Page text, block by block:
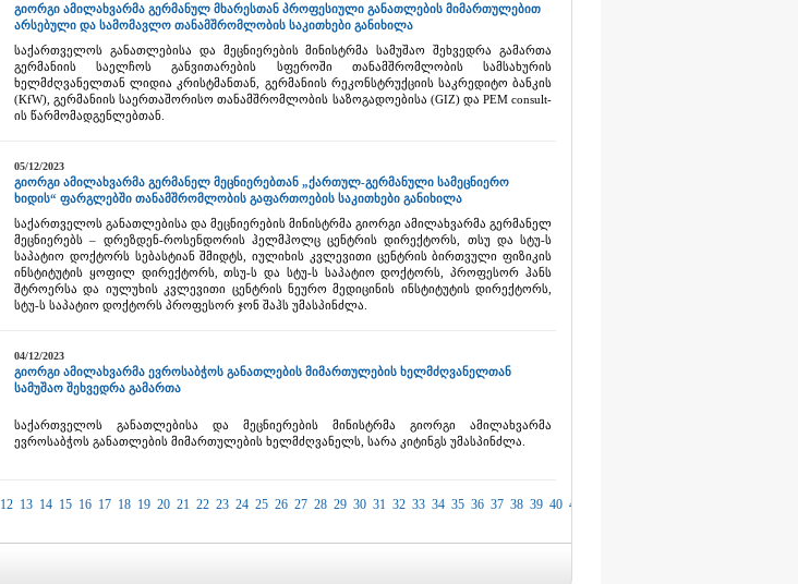
გიორგი ამილახვარმა გერმანულ მხარესთან პროფესიული განათლების მიმართულებით
არსებული და სამომავლო თანამშრომლობის საკითხები განიხილა
საქართველოს განათლებისა და მეცნიერების მინისტრმა სამუშაო შეხვედრა გამართა
გერმანიის საელჩოს განვითარების სფეროში თანამშრომლობის სამსახურის
ხელმძღვანელთან ლიდია კრისტმანთან, გერმანიის რეკონსტრუქციის საკრედიტო ბანკის
(KfW), გერმანიის საერთაშორისო თანამშრომლობის საზოგადოებისა (GIZ) და PEM consult-
ის წარმომადგენლებთან.
05/12/2023
გიორგი ამილახვარმა გერმანელ მეცნიერებთან „ქართულ-გერმანული სამეცნიერო
ხიდის“ ფარგლებში თანამშრომლობის გაფართოების საკითხები განიხილა
საქართველოს განათლებისა და მეცნიერების მინისტრმა გიორგი ამილახვარმა გერმანელ
მეცნიერებს – დრეზდენ-როსენდორის ჰელმჰოლც ცენტრის დირექტორს, თსუ და სტუ-ს
საპატიო დოქტორს სებასტიან შმიდტს, იულიხის კვლევითი ცენტრის ბირთვული ფიზიკის
ინსტიტუტის ყოფილ დირექტორს, თსუ-ს და სტუ-ს საპატიო დოქტორს, პროფესორ ჰანს
შტროერსა და იულუხის კვლევითი ცენტრის ნეურო მედიცინის ინსტიტუტის დირექტორს,
სტუ-ს საპატიო დოქტორს პროფესორ ჯონ შაჰს უმასპინძლა.
04/12/2023
გიორგი ამილახვარმა ევროსაბჭოს განათლების მიმართულების ხელმძღვანელთან
სამუშაო შეხვედრა გამართა
საქართველოს განათლებისა და მეცნიერების მინისტრმა გიორგი ამილახვარმა
ევროსაბჭოს განათლების მიმართულების ხელმძღვანელს, სარა კიტინგს უმასპინძლა.
12 13 14 15 16 17 18 19 20 21 22 23 24 25 26 27 28 29 30 31 32 33 34 35 36 37 38 39 40 41